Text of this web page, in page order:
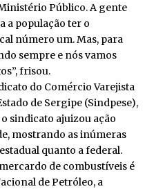
Público. A gente
a população ter o
número um. Mas, para
sempre e nós vamos
frisou.
do Comércio Varejista
de Sergipe (Sindpese),
sindicato ajuizou ação
mostrando as inúmeras
quanto a federal.
de combustíveis é
de Petróleo, a